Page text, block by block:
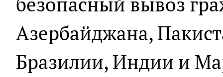
Азербайджана,
Бразилии, Индии и